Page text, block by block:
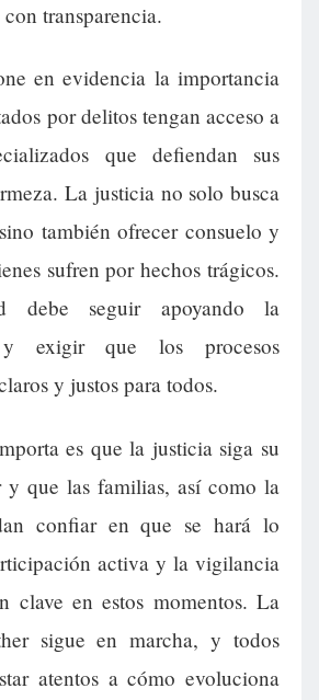
transparencia.
en evidencia la importancia
por delitos tengan acceso a
que defiendan sus
La justicia no solo busca
también ofrecer consuelo y
sufren por hechos trágicos.
debe seguir apoyando la
y exigir que los procesos
y justos para todos.
es que la justicia siga su
y que las familias, así como la
confiar en que se hará lo
activa y la vigilancia
clave en estos momentos. La
sigue en marcha, y todos
atentos a cómo evoluciona